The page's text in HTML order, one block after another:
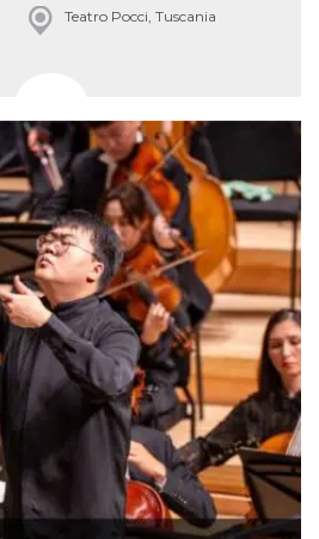
Teatro Pocci, Tuscania